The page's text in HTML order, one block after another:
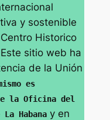
y sostenible
Historico
Este sitio web ha
de la Unión
es
la Oficina del
Habanay en